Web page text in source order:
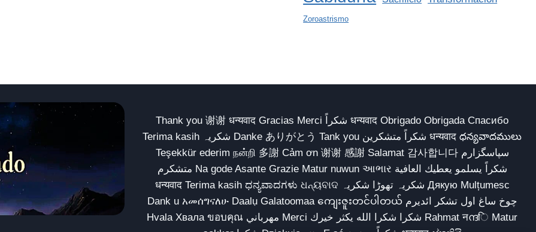
Zoroastrismo
Thank you 谢谢 धन्यवाद Gracias Merci شكراً धन्यवाद Obrigado Obrigada Спасибо
Terima kasih شکریہ Danke ありがとう Tank you شكراً متشكرين धन्यवाद ధన్యవాదములు
Teşekkür ederim நன்றி 多謝 Cảm ơn 谢谢 感謝 Salamat 감사합니다 سپاسگزارم
متشکرم Na gode Asante Grazie Matur nuwun આભાર شكراً يسلمو يعطيك العافية
धन्यवाद Terima kasih ಧನ್ಯವಾದಗಳು ଧନ୍ୟବାଦ شکریہ تھوڑا شکریہ Дякую Mulțumesc
Dank u አመሰግናለሁ Daalụ Galatoomaa ကျေးဇူးတင်ပါတယ် چوخ ساغ اول تشکر ائدیرم
Hvala Хвала ขอบคุณ مهرباني Merci شكرا شكرا الله يكثر خيرك Rahmat नന്ദि Matur